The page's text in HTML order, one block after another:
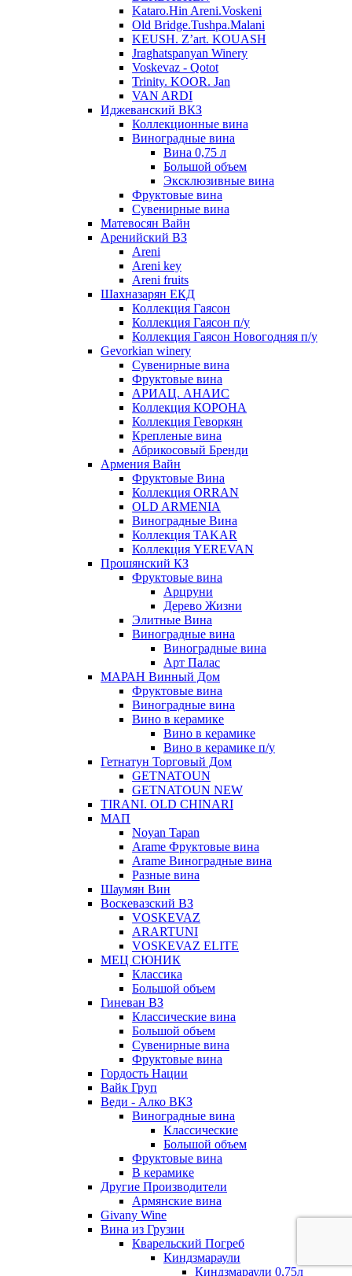
Kataro.Hin Areni.Voskeni
Old Bridge.Tushpa.Malani
KEUSH. Z’art. KOUASH
Jraghatspanyan Winery
Voskevaz - Qotot
Trinity. KOOR. Jan
VAN ARDI
Иджеванский ВКЗ
Коллекционные вина
Виноградные вина
Вина 0,75 л
Большой объем
Эксклюзивные вина
Фруктовые вина
Cувенирные вина
Матевосян Вайн
Аренийский ВЗ
Areni
Areni key
Areni fruits
Шахназарян ЕКД
Коллекция Гаясон
Коллекция Гаясон п/у
Коллекция Гаясон Новогодняя п/у
Gevorkian winery
Сувенирные вина
Фруктовые вина
АРИАЦ. АНАИС
Коллекция КОРОНА
Коллекция Геворкян
Крепленые вина
Абрикосовый Бренди
Армения Вайн
Фруктовые Вина
Коллекция ORRAN
OLD ARMENIA
Виноградные Вина
Коллекция TAKAR
Коллекция YEREVAN
Прошянский КЗ
Фруктовые вина
Арцруни
Дерево Жизни
Элитные Вина
Виноградные вина
Виноградные вина
Арт Палас
МАРАН Винный Дом
Фруктовые вина
Виноградные вина
Вино в керамике
Вино в керамике
Вино в керамике п/у
Гетнатун Торговый Дом
GETNATOUN
GETNATOUN NEW
TIRANI. OLD CHINARI
МАП
Noyan Tapan
Arame Фруктовые вина
Arame Виноградные вина
Разные вина
Шаумян Вин
Воскевазский ВЗ
VOSKEVAZ
ARARTUNI
VOSKEVAZ ELITE
МЕЦ СЮНИК
Классика
Большой объем
Гиневан ВЗ
Классические вина
Большой объем
Сувенирные вина
Фруктовые вина
Гордость Нации
Вайк Груп
Веди - Алко ВКЗ
Виноградные вина
Классические
Большой объем
Фруктовые вина
В керамике
Другие Производители
Армянские вина
Givany Wine
Вина из Грузии
Кварельский Погреб
Киндзмараули
Киндзмараули 0,75л